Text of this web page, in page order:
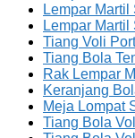
Lempar
Lempar
Tiang Voli
Tiang Bola
Rak Lempar
Keranjang
Meja Lompat
Tiang Bola